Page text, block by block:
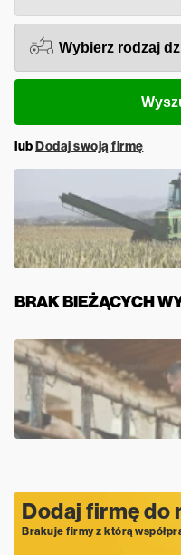
lubDodaj swoją firmę
BRAK BIEŻĄCYCH
Dodaj firmę do
Brakuje firmy z którą